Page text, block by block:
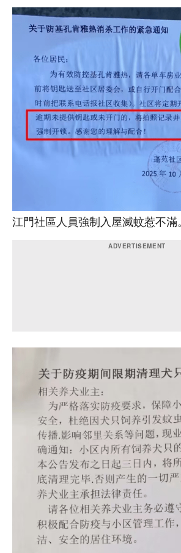
江門社區人員強制入屋滅蚊惹不滿